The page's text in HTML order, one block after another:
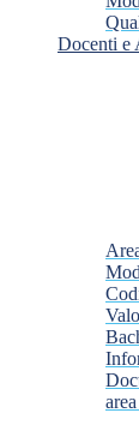
Docenti e